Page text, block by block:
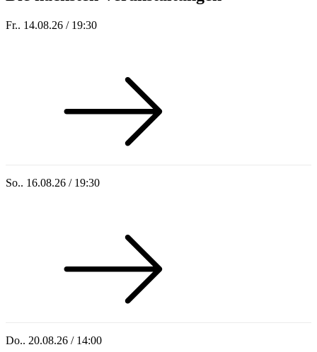
Fr.. 14.08.26 / 19:30
So.. 16.08.26 / 19:30
Do.. 20.08.26 / 14:00